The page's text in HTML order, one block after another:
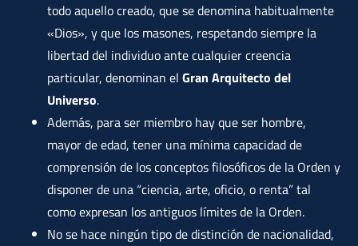
todo aquello creado, que se denomina habitualmente
«Dios», y que los masones, respetando siempre la
libertad del individuo ante cualquier creencia
particular, denominan elGran Arquitecto del
Universo.
Además, para ser miembro hay que ser hombre,
mayor de edad, tener una mínima capacidad de
comprensión de los conceptos filosóficos de la Orden y
disponer de una “ciencia, arte, oficio, o renta” tal
como expresan los antiguos límites de la Orden.
No se hace ningún tipo de distinción de nacionalidad,